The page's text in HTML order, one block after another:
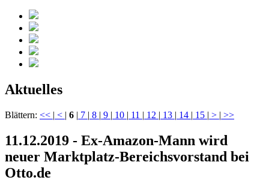
Aktuelles
Blättern: << | < | 6 | 7 | 8 | 9 | 10 | 11 | 12 | 13 | 14 | 15 | > | >>
11.12.2019 - Ex-Amazon-Mann wird
neuer Marktplatz-Bereichsvorstand bei
Otto.de